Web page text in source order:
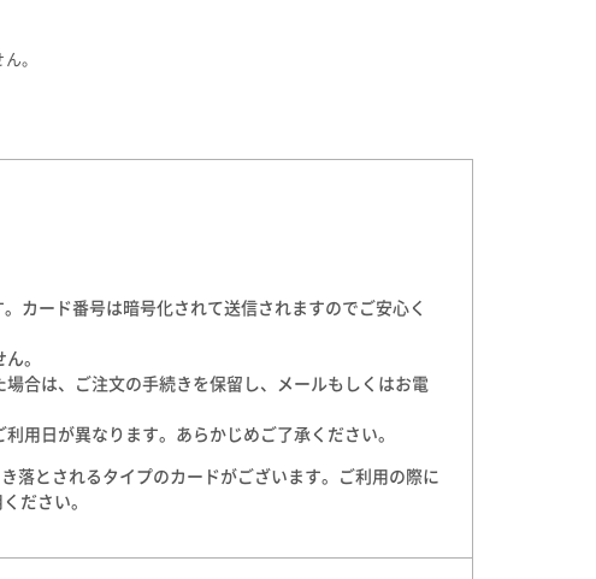
。
カード番号は暗号化されて送信されますのでご安心く
。
合は、ご注文の手続きを保留し、メールもしくはお電
用日が異なります。あらかじめご了承ください。
落とされるタイプのカードがございます。ご利用の際に
ださい。